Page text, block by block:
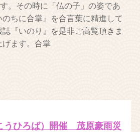
。その時に「仏の子」の姿であ
のちに合掌』を合言葉に精進して
『いのり』を是非ご高覧頂きま
げます。合掌
うひろば）開催 茂原豪雨災